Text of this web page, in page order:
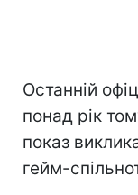
Останній
понад рік
показ
гейм-